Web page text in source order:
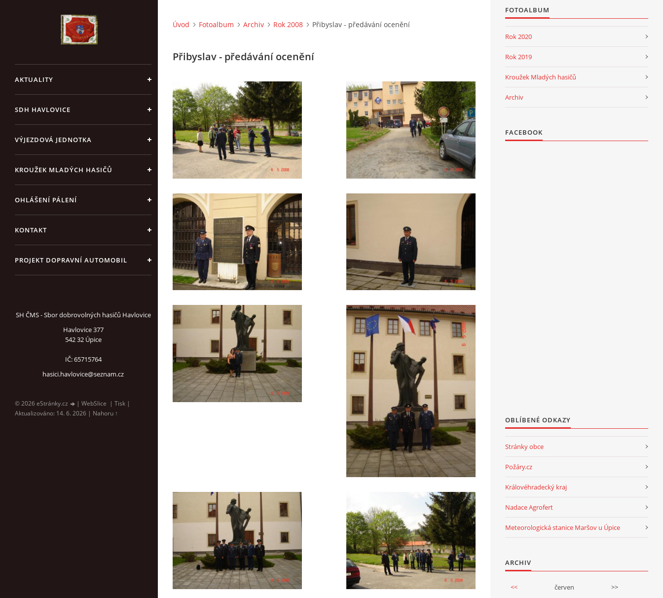
AKTUALITY
SDH HAVLOVICE
VÝJEZDOVÁ JEDNOTKA
KROUŽEK MLADÝCH HASIČŮ
OHLÁŠENÍ PÁLENÍ
KONTAKT
PROJEKT DOPRAVNÍ AUTOMOBIL
SH ČMS - Sbor dobrovolných hasičů Havlovice
Havlovice 377
542 32 Úpice
IČ: 65715764
hasici.havlovice@seznam.cz
© 2026 eStránky.cz | WebSlice | Tisk |
Aktualizováno: 14. 6. 2026 | Nahoru ↑
Úvod Fotoalbum Archiv Rok 2008 Přibyslav - předávání ocenění
Přibyslav - předávání ocenění
FOTOALBUM
Rok 2020
Rok 2019
Kroužek Mladých hasičů
Archiv
FACEBOOK
OBLÍBENÉ ODKAZY
Stránky obce
Požáry.cz
Královéhradecký kraj
Nadace Agrofert
Meteorologická stanice Maršov u Úpice
ARCHIV
<< červen
>>